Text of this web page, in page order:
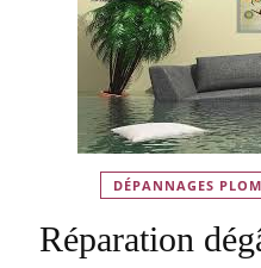
DÉPANNAGES
Réparation